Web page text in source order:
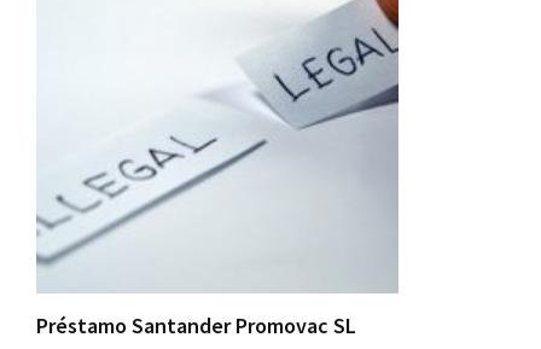
Préstamo Santander Promovac SL